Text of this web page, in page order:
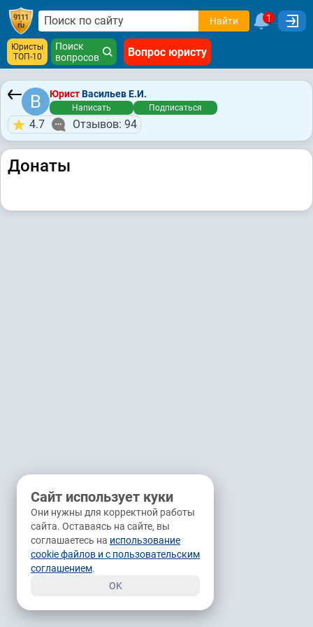
Найти 1
Юристы
ТОП-10
Поиск
вопросов
Вопрос юристу
ЮристВасильев Е.И.
Написать Подписаться
4.7 Отзывов: 94
Донаты
Сайт использует куки
Они нужны для корректной работы
сайта. Оставаясь на сайте, вы
соглашаетесь на использование
cookie файлов и с пользовательским
соглашением.
OK